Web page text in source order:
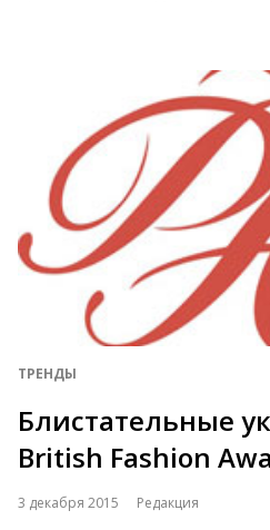
ТРЕНДЫ
Блистательные
British Fashion
3 декабря 2015 Редакция